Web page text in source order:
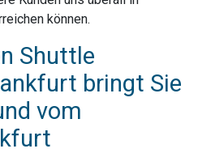
können.
Shuttle
bringt Sie
vom